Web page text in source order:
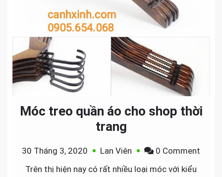
Móc treo quần áo cho shop thời
trang
30 Tháng 3, 2020 Lan Viên 0 Comment
Trên thị hiện nay có rất nhiều loại móc với kiểu